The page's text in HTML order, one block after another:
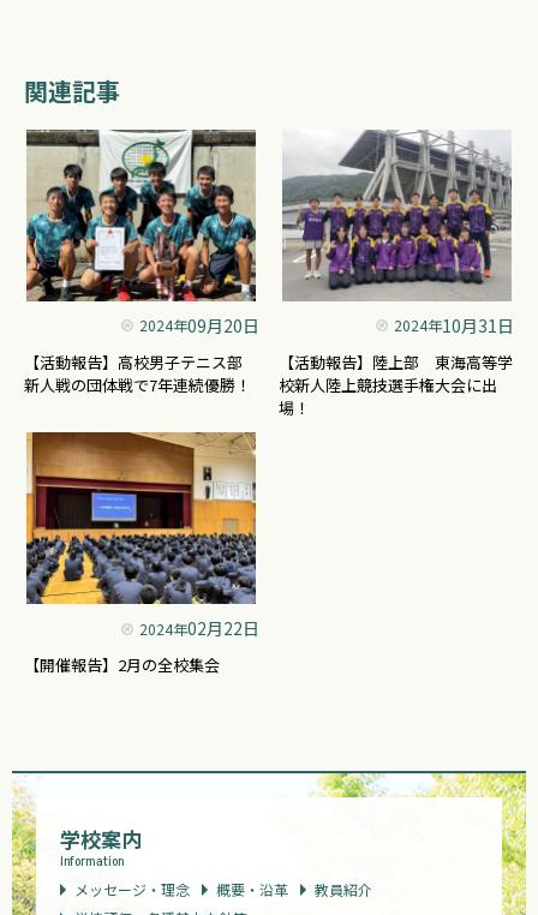
関連記事
2024年09月20日
【活動報告】高校男子テニス部
新人戦の団体戦で7年連続優勝！
2024年10月31日
【活動報告】陸上部 東海高等学
校新人陸上競技選手権大会に出
場！
2024年02月22日
【開催報告】2月の全校集会
学校案内
Information
メッセージ・理念
概要・沿革
教員紹介